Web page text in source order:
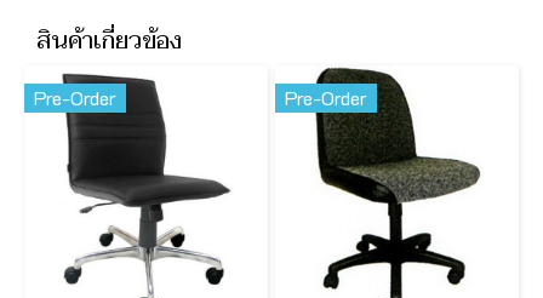
สินค้าเกี่ยวข้อง
Pre-Order Pre-Order